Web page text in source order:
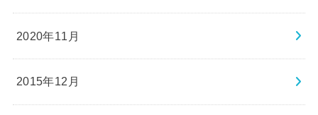
2020年11月
2015年12月